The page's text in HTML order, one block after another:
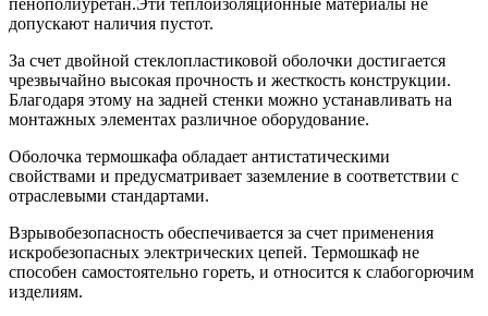
пенополиуретан.Эти теплоизоляционные материалы не
допускают наличия пустот.
За счет двойной стеклопластиковой оболочки достигается
чрезвычайно высокая прочность и жесткость конструкции.
Благодаря этому на задней стенки можно устанавливать на
монтажных элементах различное оборудование.
Оболочка термошкафа обладает антистатическими
свойствами и предусматривает заземление в соответствии с
отраслевыми стандартами.
Взрывобезопасность обеспечивается за счет применения
искробезопасных электрических цепей. Термошкаф не
способен самостоятельно гореть, и относится к слабогорючим
изделиям.